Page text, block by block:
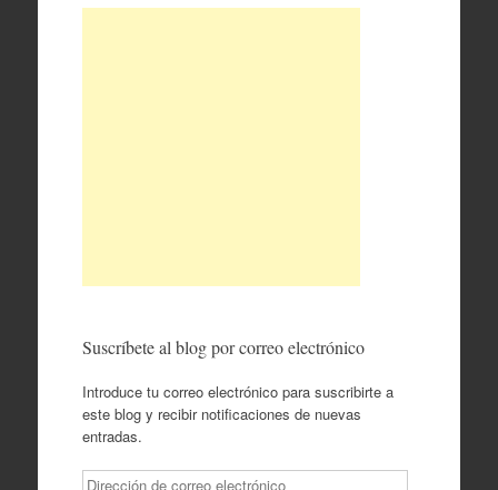
Suscríbete al blog por correo electrónico
Introduce tu correo electrónico para suscribirte a
este blog y recibir notificaciones de nuevas
entradas.
Dirección